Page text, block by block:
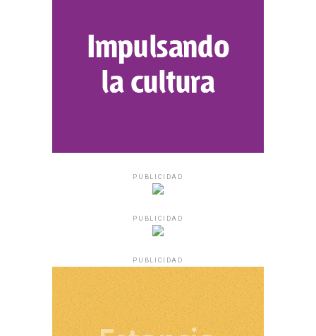
PUBLICIDAD
PUBLICIDAD
PUBLICIDAD